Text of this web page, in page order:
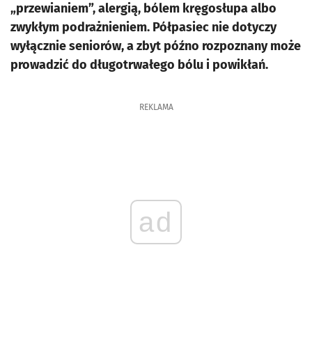
„przewianiem”, alergią, bólem kręgosłupa albo
zwykłym podrażnieniem. Półpasiec nie dotyczy
wyłącznie seniorów, a zbyt późno rozpoznany może
prowadzić do długotrwałego bólu i powikłań.
REKLAMA
ad